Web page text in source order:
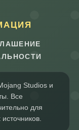
Studios и
Все
для